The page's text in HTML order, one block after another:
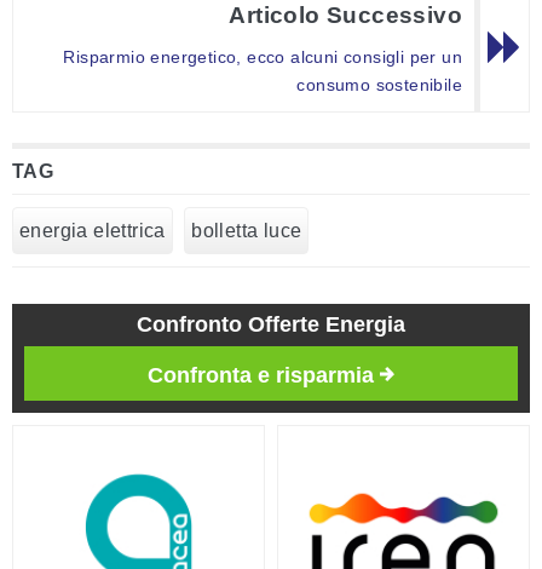
Articolo Successivo
Risparmio energetico, ecco alcuni consigli per un
consumo sostenibile
TAG
energia elettrica bolletta luce
Confronto Offerte Energia
Confronta e risparmia